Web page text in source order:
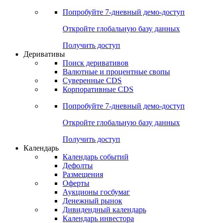
Попробуйте 7-дневный демо-доступ
Откройте глобальную базу данных
Получить доступ
Деривативы
Поиск деривативов
Валютные и процентные свопы
Суверенные CDS
Корпоративные CDS
Попробуйте 7-дневный демо-доступ
Откройте глобальную базу данных
Получить доступ
Календарь
Календарь событий
Дефолты
Размещения
Оферты
Аукционы госбумаг
Денежный рынок
Дивидендный календарь
Календарь инвестора